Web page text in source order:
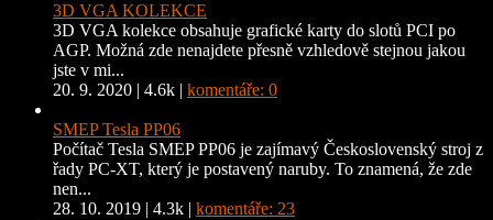
3D VGA KOLEKCE
3D VGA kolekce obsahuje grafické karty do slotů PCI po
AGP. Možná zde nenajdete přesně vzhledově stejnou jakou
jste v mi...
20. 9. 2020 | 4.6k | komentáře: 0
SMEP Tesla PP06
Počítač Tesla SMEP PP06 je zajímavý Československý stroj z
řady PC-XT, který je postavený naruby. To znamená, že zde
nen...
28. 10. 2019 | 4.3k | komentáře: 23